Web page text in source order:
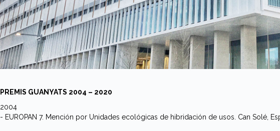
PREMIS GUANYATS 2004 – 2020
2004
- EUROPAN 7. Mención por Unidades ecológicas de hibridación de usos. Can Solé,